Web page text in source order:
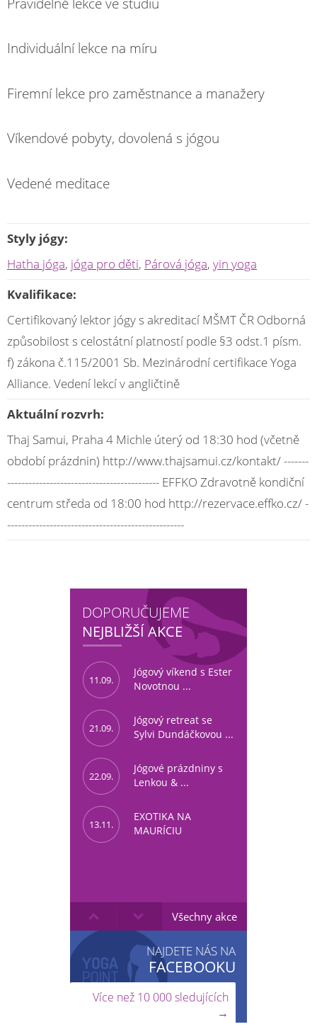
Individuální lekce na míru
Firemní lekce pro zaměstnance a manažery
Víkendové pobyty, dovolená s jógou
Vedené meditace
Styly jógy:
Hatha jóga, jóga pro děti, Párová jóga, yin yoga
Kvalifikace:
Certifikovaný lektor jógy s akreditací MŠMT ČR Odborná
způsobilost s celostátní platností podle §3 odst.1 písm.
f) zákona č.115/2001 Sb. Mezinárodní certifikace Yoga
Alliance. Vedení lekcí v angličtině
Aktuální rozvrh:
Thaj Samui, Praha 4 Michle úterý od 18:30 hod (včetně
období prázdnin) http://www.thajsamui.cz/kontakt/ -------
------------------------------------------- EFFKO Zdravotně kondiční
centrum středa od 18:00 hod http://rezervace.effko.cz/ -
--------------------------------------------------
DOPORUČUJEME
NEJBLIŽŠÍ AKCE
11.09.
Jógový víkend s Ester
Novotnou ...
21.09.
Jógový retreat se
Sylvi Dundáčkovou ...
22.09.
Jógové prázdniny s
Lenkou & ...
13.11.
EXOTIKA NA
MAURÍCIU
Všechny akce
NAJDETE NÁS NA
FACEBOOKU
Více než 10 000 sledujících
→